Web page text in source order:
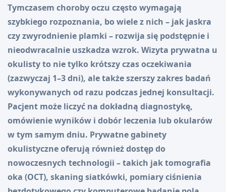
Tymczasem choroby oczu często wymagają
szybkiego rozpoznania, bo wiele z nich – jak jaskra
czy zwyrodnienie plamki – rozwija się podstępnie i
nieodwracalnie uszkadza wzrok. Wizyta prywatna u
okulisty to nie tylko krótszy czas oczekiwania
(zazwyczaj 1–3 dni), ale także szerszy zakres badań
wykonywanych od razu podczas jednej konsultacji.
Pacjent może liczyć na dokładną diagnostykę,
omówienie wyników i dobór leczenia lub okularów
w tym samym dniu. Prywatne gabinety
okulistyczne oferują również dostęp do
nowoczesnych technologii – takich jak tomografia
oka (OCT), skaning siatkówki, pomiary ciśnienia